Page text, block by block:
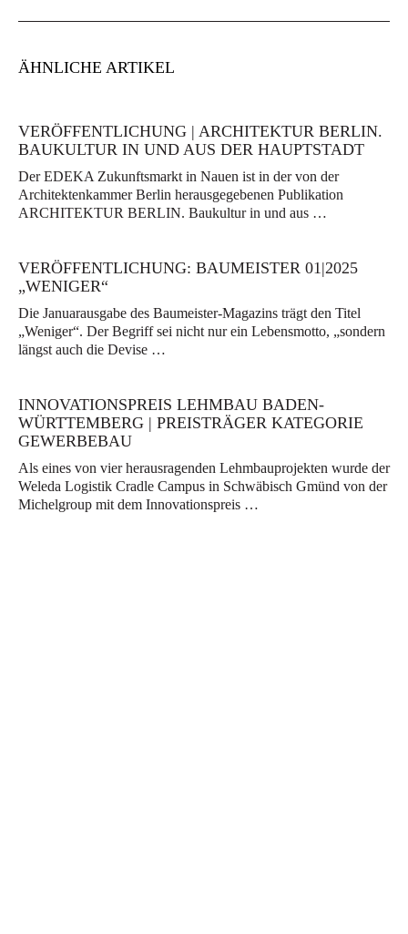
ÄHNLICHE ARTIKEL
VERÖFFENTLICHUNG | ARCHITEKTUR BERLIN.
BAUKULTUR IN UND AUS DER HAUPTSTADT
Der EDEKA Zukunftsmarkt in Nauen ist in der von der
Architektenkammer Berlin herausgegebenen Publikation
ARCHITEKTUR BERLIN. Baukultur in und aus …
VERÖFFENTLICHUNG: BAUMEISTER 01|2025
„WENIGER“
Die Januarausgabe des Baumeister-Magazins trägt den Titel
„Weniger“. Der Begriff sei nicht nur ein Lebensmotto, „sondern
längst auch die Devise …
INNOVATIONSPREIS LEHMBAU BADEN-
WÜRTTEMBERG | PREISTRÄGER KATEGORIE
GEWERBEBAU
Als eines von vier herausragenden Lehmbauprojekten wurde der
Weleda Logistik Cradle Campus in Schwäbisch Gmünd von der
Michelgroup mit dem Innovationspreis …